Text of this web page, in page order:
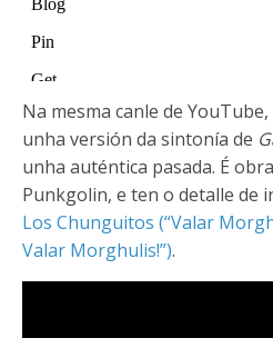
Na mesma canle de YouTube,
unha versión da sintonía de
unha auténtica pasada. É
Punkgolin, e ten o detalle de
Los Chunguitos (“Valar
Valar Morghulis!”).